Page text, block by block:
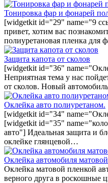
Тонировка фар и фонарей
[widgetkit id="29" name="9
привет, хотим вас
полиуретановая пленка для
Защита капота от сколов
[widgetkit id="36"
Неприятная тема у нас
от сколов. Новый
Оклейка авто полиуретаном.
[widgetkit id="34"
[widgetkit id="35"
авто"] Идеальная защита и
оклейке глянцевой…
Оклейка автомобиля
Оклейка матовой пленкой
верного друга в роскошные